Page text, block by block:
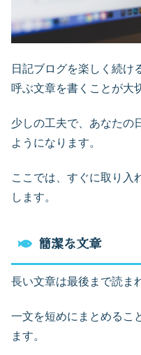
日記ブログを楽しく続け
呼ぶ文章を書くことが大
少しの工夫で、あなたの
ようになります。
ここでは、すぐに取り入
します。
簡潔な文章
長い文章は最後まで読ま
一文を短めにまとめるこ
ます。